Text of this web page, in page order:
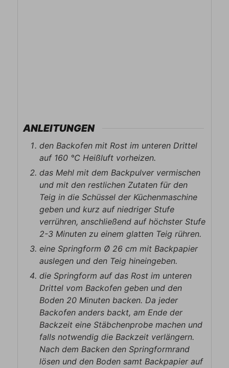
ANLEITUNGEN
den Backofen mit Rost im unteren Drittel
auf 160 ℃ Heißluft vorheizen.
das Mehl mit dem Backpulver vermischen
und mit den restlichen Zutaten für den
Teig in die Schüssel der Küchenmaschine
geben und kurz auf niedriger Stufe
verrühren, anschließend auf höchster Stufe
2-3 Minuten zu einem glatten Teig rühren.
eine Springform Ø 26 cm mit Backpapier
auslegen und den Teig hineingeben.
die Springform auf das Rost im unteren
Drittel vom Backofen geben und den
Boden 20 Minuten backen. Da jeder
Backofen anders backt, am Ende der
Backzeit eine Stäbchenprobe machen und
falls notwendig die Backzeit verlängern.
Nach dem Backen den Springformrand
lösen und den Boden samt Backpapier auf